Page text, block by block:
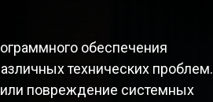
обеспечения
технических проблем.
повреждение системных